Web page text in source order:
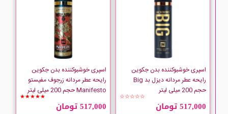
Rexona
RIGHT GUARD
Rome Visconti
ROVENA
اسپری خوشبوکننده بدن جکوین
رایحه عطر مردانه دیزل بد Big
حجم 200 میلی لیتر
☆☆☆☆☆
517,000 تومان
اسپری خوشبوکننده بدن جکوین
رایحه عطر مردانه زرجوف مفیستو
Manifesto حجم 200 میلی لیتر
★★★★★
517,000 تومان